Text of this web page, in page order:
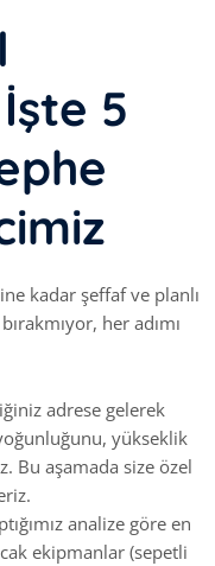
5
kadar şeffaf ve planlı
her adımı
adrese gelerek
yükseklik
Bu aşamada size özel
analize göre en
ekipmanlar (sepetli